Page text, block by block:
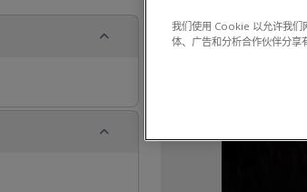
折叠
折叠
Keiko
我们使用 Cookie 以允许我们
体、广告和分析合作伙伴分享